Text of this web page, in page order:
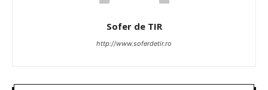
Sofer de TIR
http://www.soferdetir.ro